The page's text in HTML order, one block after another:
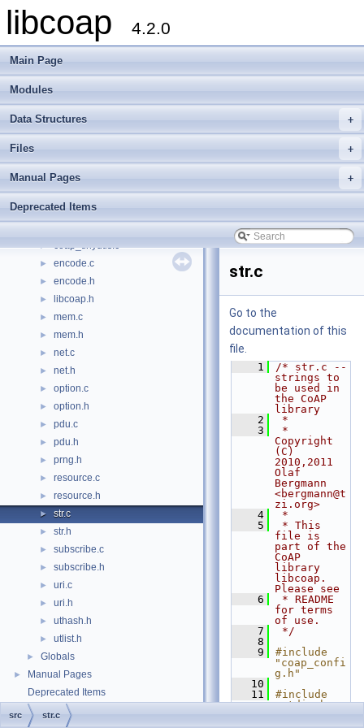
libcoap 4.2.0
Main Page
Modules
+
Data Structures
+
Files
+
Manual Pages
Deprecated Items
► coap_event.c
► coap_event.h
► coap_gnutls.c
► coap_hashkey.c
►
► coap_io.c
► coap_io.h
► coap_session.c
► coap_session.h
► coap_time.c
► coap_tinydtls.c
► encode.c
► encode.h
► libcoap.h
► mem.c
► mem.h
► net.c
► net.h
► option.c
► option.h
► pdu.c
► pdu.h
► prng.h
► resource.c
► resource.h
► str.c
► str.h
► subscribe.c
► subscribe.h
► uri.c
► uri.h
► uthash.h
► utlist.h
► Globals
►
Manual Pages
Deprecated Items
str.c
Go to the
documentation of this
file.
    1
/* str.c --
strings to
be used in
the CoAP
library
    2
*
    3
*
Copyright
(C)
2010,2011
Olaf
Bergmann
<bergmann@t
zi.org>
    4
*
    5
* This
file is
part of the
CoAP
library
libcoap.
Please see
    6
* README
for terms
of use.
    7
*/
    8
    9
#include
"coap_confi
g.h"
   10
   11
#include
<stdio.h>
src str.c